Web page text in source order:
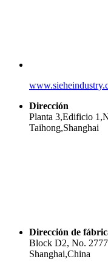
Dirección
Planta 3,Edificio
Taihong,Shanghai
Dirección de
Block D2, No.
Shanghai,China